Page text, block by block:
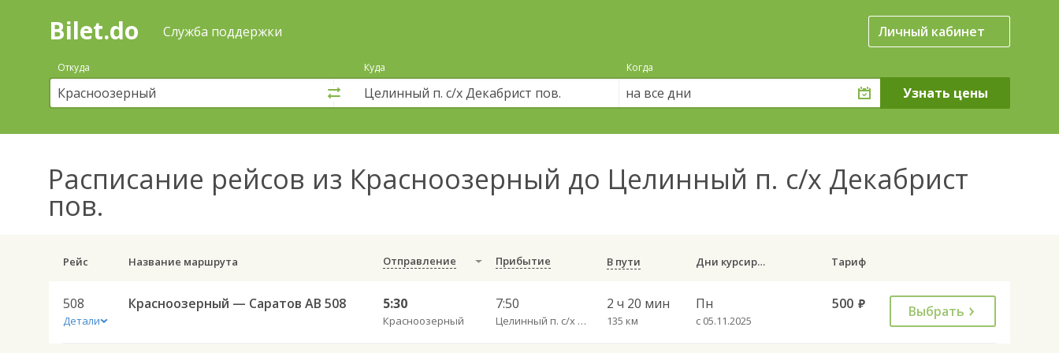
Поиск
покупка
билетов
автобус
онлайн
Bilet.do Служба поддержки Личный кабинет
Откуда Куда Когда
на все дни
Расписание рейсов из Красноозерный до Целинный п. с/х Декабрист
пов.
Рейс Название маршрута Отправление Прибытие В пути Дни курсирования Тариф
508
Детали
Красноозерный — Саратов АВ 508 5:30
Красноозерный
7:50
Целинный п. с/х Декабрист пов.
2 ч 20 мин
135 км
Пн
с 05.11.2025
500 руб. Выбрать